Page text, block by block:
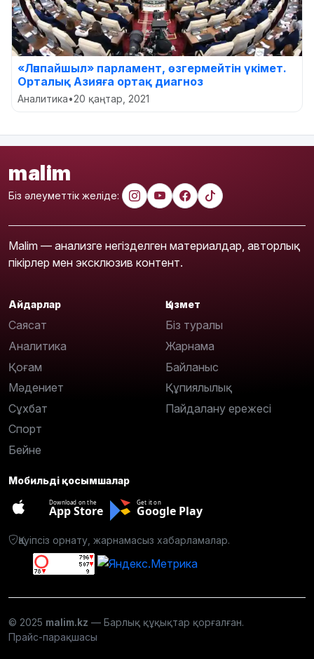
«Ләппайшыл» парламент, өзгермейтін үкімет.
Орталық Азияға ортақ диагноз
Аналитика•20 қаңтар, 2021
malim
Біз әлеуметтік желіде:
Malim — анализге негізделген материалдар, авторлық
пікірлер мен эксклюзив контент.
Айдарлар
Саясат
Аналитика
Қоғам
Мәдениет
Сұхбат
Спорт
Бейне
Қызмет
Біз туралы
Жарнама
Байланыс
Құпиялылық
Пайдалану ережесі
Мобильді қосымшалар
Download on the
App Store
Get it on
Google Play
Қауіпсіз орнату, жарнамасыз хабарламалар.
© 2025 malim.kz — Барлық құқықтар қорғалған.
Прайс-парақшасы